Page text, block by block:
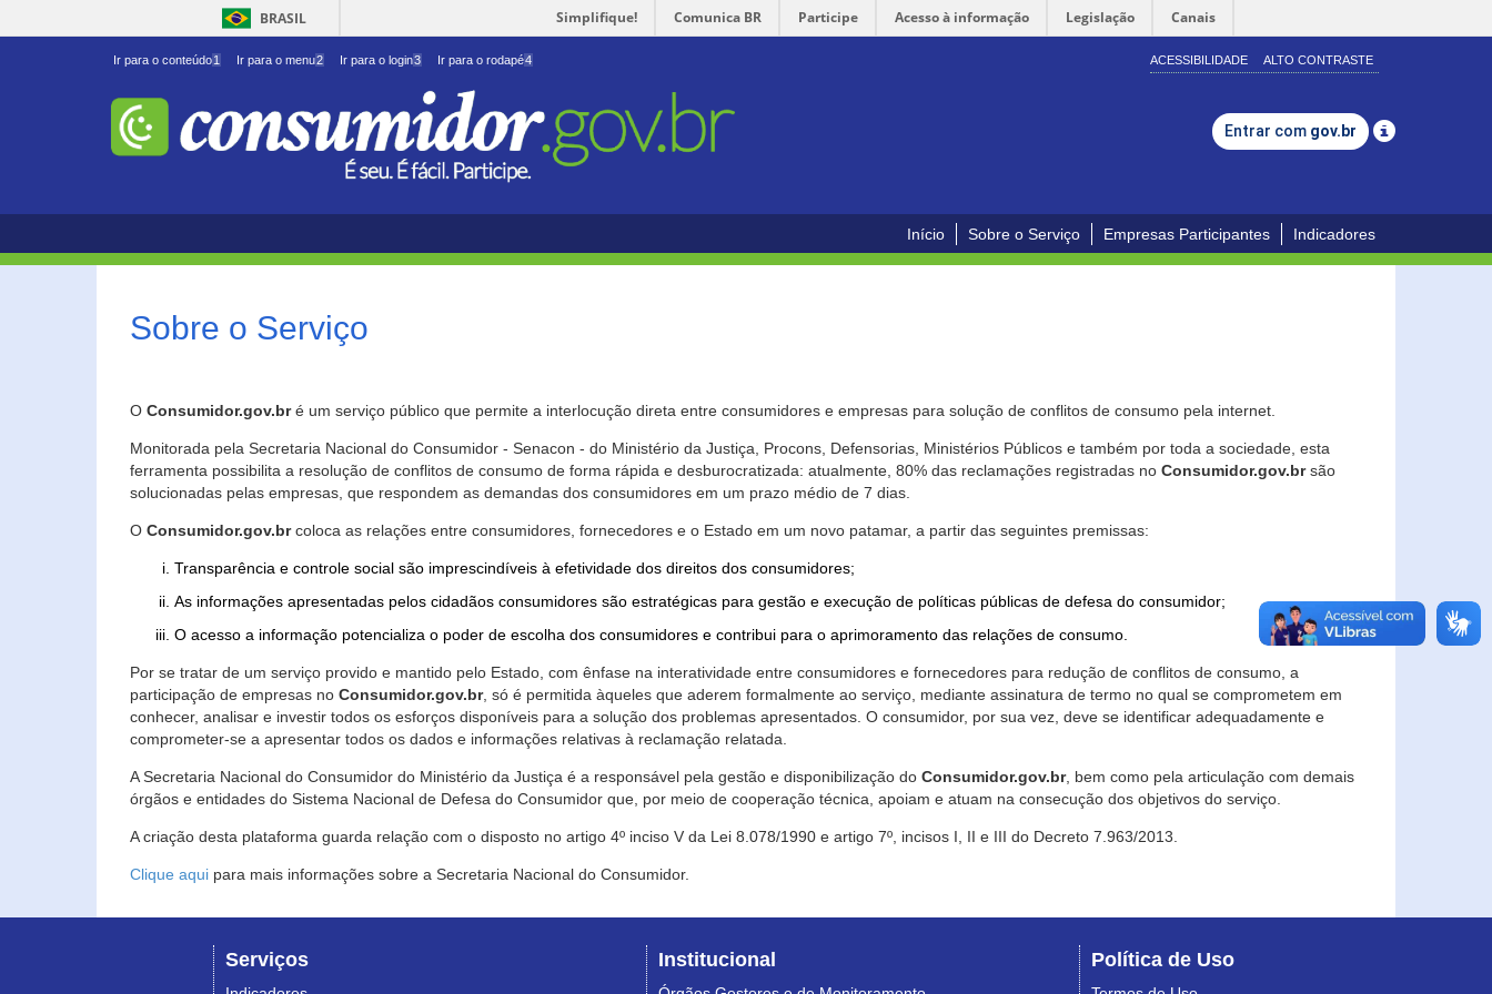
BRASIL Simplifique! Comunica BR Participe Acesso à informação Legislação Canais
Ir para o conteúdo1 Ir para o menu2 Ir para o login3 Ir para o rodapé4 ACESSIBILIDADE ALTO CONTRASTE
Entrar com gov.br
Início Sobre o Serviço Empresas Participantes Indicadores
Sobre o Serviço
O Consumidor.gov.bré um serviço público que permite a interlocução direta entre consumidores e empresas para solução de conflitos de consumo pela internet.
Monitorada pela Secretaria Nacional do Consumidor - Senacon - do Ministério da Justiça, Procons, Defensorias, Ministérios Públicos e também por toda a sociedade, esta
ferramenta possibilita a resolução de conflitos de consumo de forma rápida e desburocratizada: atualmente, 80% das reclamações registradas no Consumidor.gov.brsão
solucionadas pelas empresas, que respondem as demandas dos consumidores em um prazo médio de 7 dias.
O Consumidor.gov.brcoloca as relações entre consumidores, fornecedores e o Estado em um novo patamar, a partir das seguintes premissas:
Transparência e controle social são imprescindíveis à efetividade dos direitos dos consumidores;
As informações apresentadas pelos cidadãos consumidores são estratégicas para gestão e execução de políticas públicas de defesa do consumidor;
O acesso a informação potencializa o poder de escolha dos consumidores e contribui para o aprimoramento das relações de consumo.
Por se tratar de um serviço provido e mantido pelo Estado, com ênfase na interatividade entre consumidores e fornecedores para redução de conflitos de consumo, a
participação de empresas no Consumidor.gov.br, só é permitida àqueles que aderem formalmente ao serviço, mediante assinatura de termo no qual se comprometem em
conhecer, analisar e investir todos os esforços disponíveis para a solução dos problemas apresentados. O consumidor, por sua vez, deve se identificar adequadamente e
comprometer-se a apresentar todos os dados e informações relativas à reclamação relatada.
A Secretaria Nacional do Consumidor do Ministério da Justiça é a responsável pela gestão e disponibilização do Consumidor.gov.br, bem como pela articulação com demais
órgãos e entidades do Sistema Nacional de Defesa do Consumidor que, por meio de cooperação técnica, apoiam e atuam na consecução dos objetivos do serviço.
A criação desta plataforma guarda relação com o disposto no artigo 4º inciso V da Lei 8.078/1990 e artigo 7º, incisos I, II e III do Decreto 7.963/2013.
Clique aqui para mais informações sobre a Secretaria Nacional do Consumidor.
Serviços Institucional Política de Uso